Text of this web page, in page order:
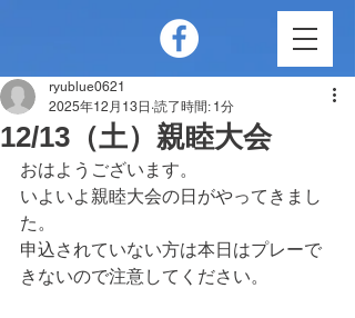
12/13（土）親睦大会
ryublue0621
2025年12月13日 読了時間: 1分
おはようございます。
いよいよ親睦大会の日がやってきまし
た。
申込されていない方は本日はプレーで
きないので注意してください。